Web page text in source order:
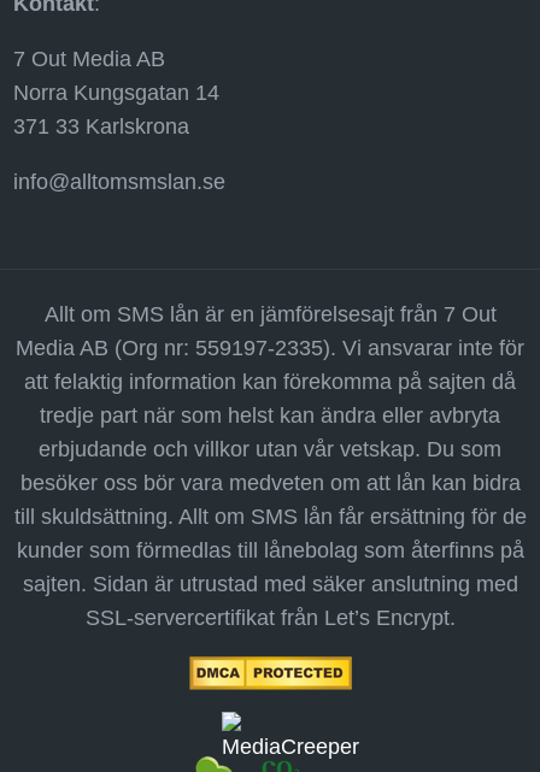
7 Out Media AB
Norra Kungsgatan 14
371 33 Karlskrona
info@alltomsmslan.se
Allt om SMS lån är en jämförelsesajt från 7 Out
Media AB (Org nr: 559197-2335). Vi ansvarar inte för
att felaktig information kan förekomma på sajten då
tredje part när som helst kan ändra eller avbryta
erbjudande och villkor utan vår vetskap. Du som
besöker oss bör vara medveten om att lån kan bidra
till skuldsättning. Allt om SMS lån får ersättning för de
kunder som förmedlas till lånebolag som återfinns på
sajten. Sidan är utrustad med säker anslutning med
SSL-servercertifikat från Let’s Encrypt.